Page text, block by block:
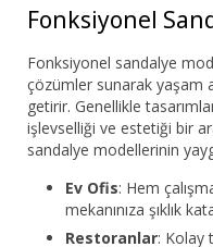
Fonksiyonel
Fonksiyonel sandalye
çözümler sunarak yaşam
getirir. Genellikle
işlevselliği ve estetiği bir
sandalye modellerinin
Ev Ofis: Hem
mekanınıza şıklık
Restoranlar: Kolay